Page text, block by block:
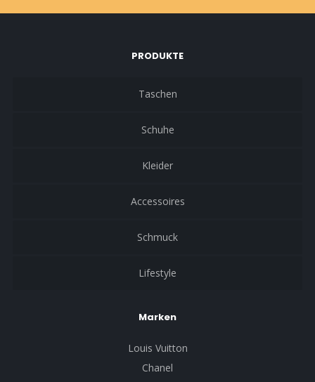
PRODUKTE
Taschen
Schuhe
Kleider
Accessoires
Schmuck
Lifestyle
Marken
Louis Vuitton
Chanel